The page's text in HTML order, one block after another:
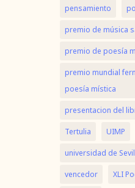
pensamiento
premio de música
premio de poesía
premio mundial
poesía mística
presentacion del
Tertulia
UIMP
universidad de
vencedor
XLI